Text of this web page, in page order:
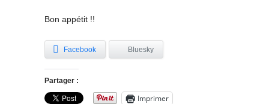
Bon appétit !!
Facebook Bluesky
Partager :
Imprimer